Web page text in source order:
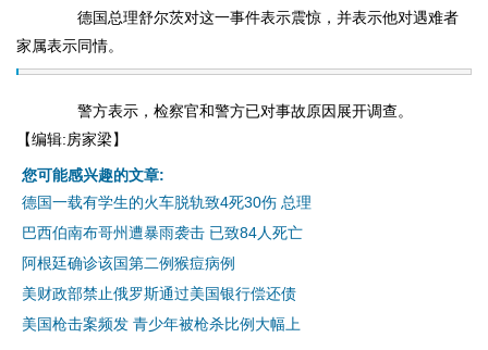
德国总理舒尔茨对这一事件表示震惊，并表示他对遇难者
家属表示同情。
警方表示，检察官和警方已对事故原因展开调查。
【编辑:房家梁】
您可能感兴趣的文章:
德国一载有学生的火车脱轨致4死30伤 总理
巴西伯南布哥州遭暴雨袭击 已致84人死亡
阿根廷确诊该国第二例猴痘病例
美财政部禁止俄罗斯通过美国银行偿还债
美国枪击案频发 青少年被枪杀比例大幅上